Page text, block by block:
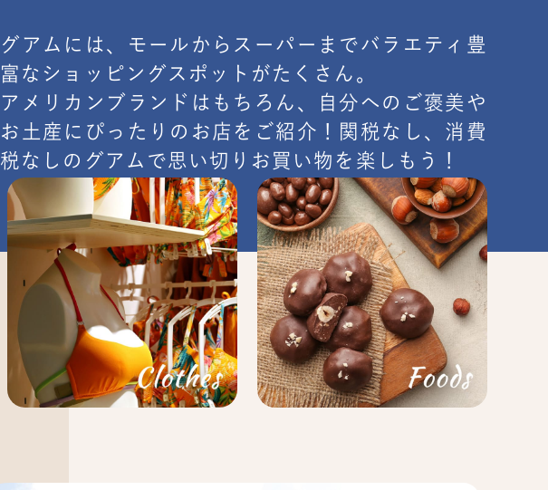
グアムには、モールからスーパーまでバラエティ豊
富なショッピングスポットがたくさん。
アメリカンブランドはもちろん、自分へのご褒美や
お土産にぴったりのお店をご紹介！関税なし、消費
税なしのグアムで思い切りお買い物を楽しもう！